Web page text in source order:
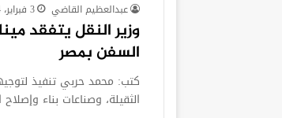
عبدالعظيم القاضي 3 فبراير، 2024
وزير النقل يتفقد
السفن بمصر
كتب: محمد حربي تنفيذ
الثقيلة، وصناعات بناء